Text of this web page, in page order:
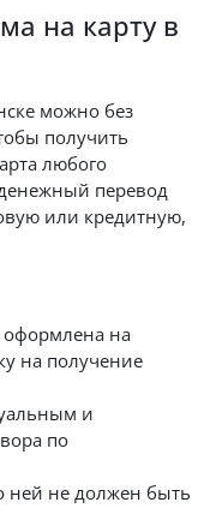
на карту в
можно без
получить
любого
перевод
или кредитную,
оформлена на
на получение
и
по
ней не должен быть